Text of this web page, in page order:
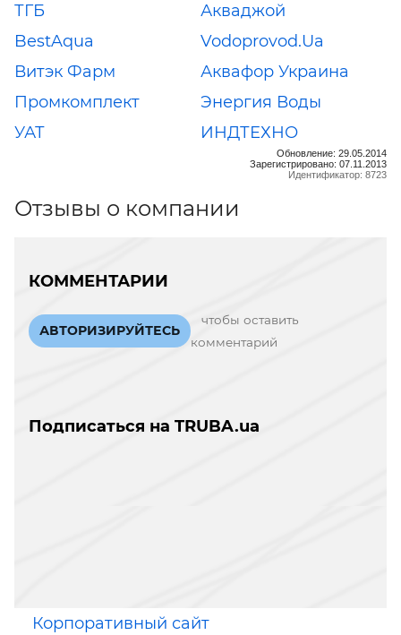
ТГБ
Акваджой
BestAqua
Vodoprovod.Ua
Витэк Фарм
Аквафор Украина
Промкомплект
Энергия Воды
УАТ
ИНДТЕХНО
Обновление: 29.05.2014
Зарегистрировано: 07.11.2013
Идентификатор: 8723
Отзывы о компании
КОММЕНТАРИИ
АВТОРИЗИРУЙТЕСЬ
чтобы оставить
комментарий
Подписаться на TRUBA.ua
Корпоративный сайт